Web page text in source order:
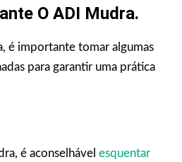
O ADI Mudra.
é importante tomar algumas
para garantir uma prática
é aconselhável esquentar